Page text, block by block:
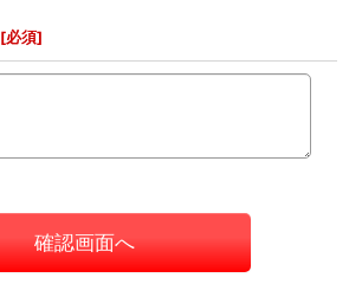
[必須]
確認画面へ